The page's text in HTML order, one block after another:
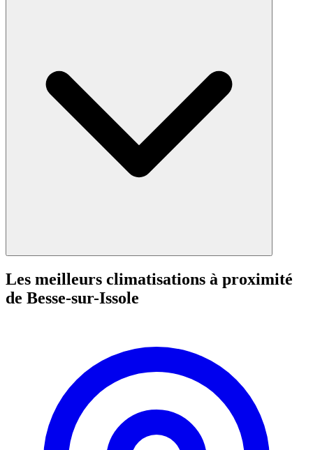
Les meilleurs climatisations à proximité
de Besse-sur-Issole